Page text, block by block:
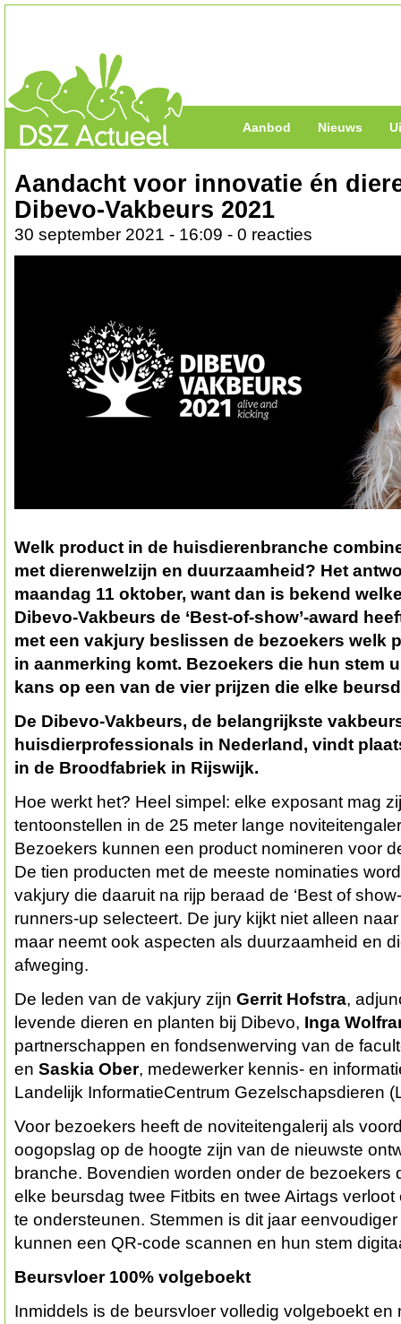
Aanbod Nieuws
Aandacht voor innovatie én
Dibevo-Vakbeurs 2021
30 september 2021 - 16:09 - 0 reacties
Welk product in de huisdierenbranche
met dierenwelzijn en duurzaamheid? Het
maandag 11 oktober, want dan is bekend
Dibevo-Vakbeurs de ‘Best-of-show’-award
met een vakjury beslissen de bezoekers welk
in aanmerking komt. Bezoekers die hun stem
kans op een van de vier prijzen die elke
De Dibevo-Vakbeurs, de belangrijkste
huisdierprofessionals in Nederland, vindt
in de Broodfabriek in Rijswijk.
Hoe werkt het? Heel simpel: elke exposant mag
tentoonstellen in de 25 meter lange
Bezoekers kunnen een product nomineren voor
De tien producten met de meeste nominaties
vakjury die daaruit na rijp beraad de ‘Best of
runners-up selecteert. De jury kijkt niet alleen
maar neemt ook aspecten als duurzaamheid en
afweging.
De leden van de vakjury zijn Gerrit Hofstra,
levende dieren en planten bij Dibevo, Inga
partnerschappen en fondsenwerving van de
en Saskia Ober, medewerker kennis- en
Landelijk InformatieCentrum Gezelschapsdieren
Voor bezoekers heeft de noviteitengalerij als
oogopslag op de hoogte zijn van de nieuwste
branche. Bovendien worden onder de bezoekers
elke beursdag twee Fitbits en twee Airtags verloot
te ondersteunen. Stemmen is dit jaar
kunnen een QR-code scannen en hun stem
Beursvloer 100% volgeboekt
Inmiddels is de beursvloer volledig volgeboekt